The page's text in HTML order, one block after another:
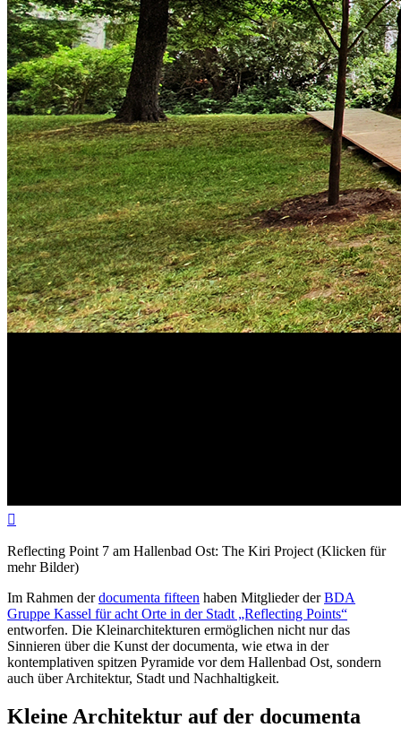

Reflecting Point 7 am Hallenbad Ost: The Kiri Project (Klicken für
mehr Bilder)
Im Rahmen derdocumenta fifteen haben Mitglieder derBDA
Gruppe Kassel für acht Orte in der Stadt „Reflecting Points“
entworfen. Die Kleinarchitekturen ermöglichen nicht nur das
Sinnieren über die Kunst der documenta, wie etwa in der
kontemplativen spitzen Pyramide vor dem Hallenbad Ost, sondern
auch über Architektur, Stadt und Nachhaltigkeit.
Kleine Architektur auf der documenta